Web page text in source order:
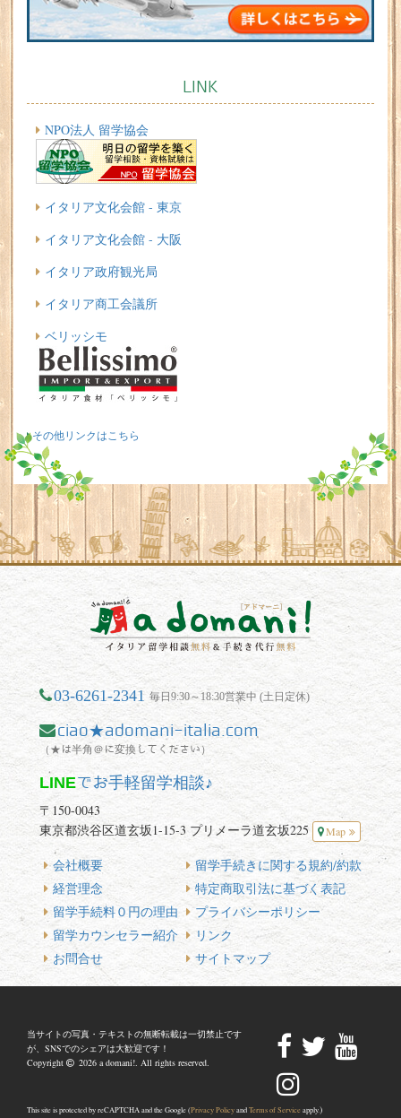
LINK
NPO法人 留学協会
イタリア文化会館 - 東京
イタリア文化会館 - 大阪
イタリア政府観光局
イタリア商工会議所
ベリッシモ
その他リンクはこちら
03-6261-2341 毎日9:30～18:30営業中 (土日定休)
ciao★adomani-italia.com
（★は半角＠に変換してください）
LINEでお手軽留学相談♪
〒150-0043
東京都渋谷区道玄坂1-15-3 プリメーラ道玄坂225
Map
会社概要
経営理念
留学手続料０円の理由
留学カウンセラー紹介
お問合せ
留学手続きに関する規約/約款
特定商取引法に基づく表記
プライバシーポリシー
リンク
サイトマップ
当サイトの写真・テキストの無断転載は一切禁止です
が、SNSでのシェアは大歓迎です！
Copyright
2026 a domani!. All rights reserved.
This site is protected by reCAPTCHA and the Google (Privacy PolicyandTerms of Service apply.)